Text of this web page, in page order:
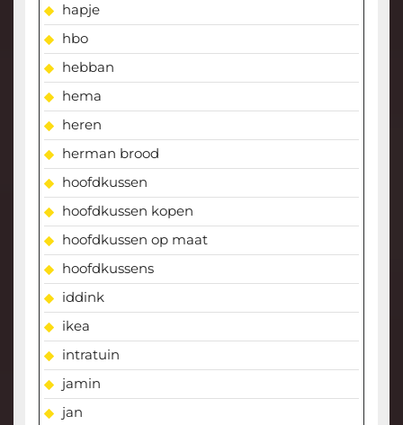
hapje
hbo
hebban
hema
heren
herman brood
hoofdkussen
hoofdkussen kopen
hoofdkussen op maat
hoofdkussens
iddink
ikea
intratuin
jamin
jan